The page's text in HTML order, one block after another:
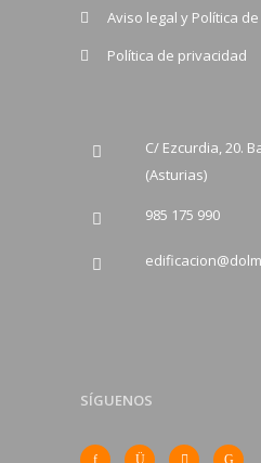
Aviso legal y Política
Política de privacidad
C/ Ezcurdia, 20.
(Asturias)
985 175 990
SÍGUENOS